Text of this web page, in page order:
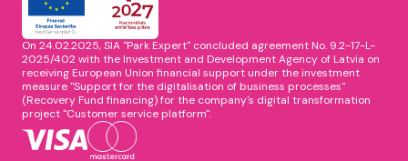
On 24.02.2025, SIA "Park Expert" concluded agreement No. 9.2-17-L-
2025/402 with the Investment and Development Agency of Latvia on
receiving European Union financial support under the investment
measure "Support for the digitalisation of business processes"
(Recovery Fund financing) for the company's digital transformation
project "Customer service platform".